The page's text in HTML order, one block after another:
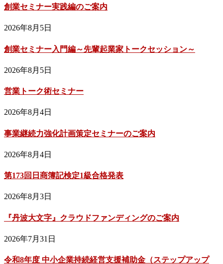
創業セミナー実践編のご案内
2026年8月5日
創業セミナー入門編～先輩起業家トークセッション～
2026年8月5日
営業トーク術セミナー
2026年8月4日
事業継続力強化計画策定セミナーのご案内
2026年8月4日
第173回日商簿記検定1級合格発表
2026年8月3日
『丹波大文字』クラウドファンディングのご案内
2026年7月31日
令和8年度 中小企業持続経営支援補助金（ステップアップ